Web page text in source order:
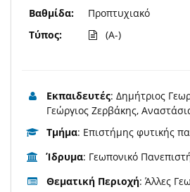
Βαθμίδα:
Τύπος:
Προπτυχιακό
(A-)
Εκπαιδευτές: Δημήτριος
Γεώργιος Ζερβάκης,
Τμήμα: Επιστήμης φυτικής
Ίδρυμα: Γεωπονικό
Θεματική Περιοχή: Άλλες